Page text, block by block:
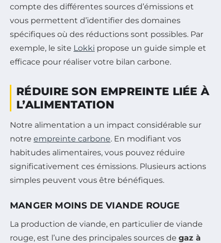
compte des différentes sources d’émissions et
vous permettent d’identifier des domaines
spécifiques où des réductions sont possibles. Par
exemple, le site Lokki propose un guide simple et
efficace pour réaliser votre bilan carbone.
RÉDUIRE SON EMPREINTE LIÉE À
L’ALIMENTATION
Notre alimentation a un impact considérable sur
notre empreinte carbone. En modifiant vos
habitudes alimentaires, vous pouvez réduire
significativement ces émissions. Plusieurs actions
simples peuvent vous être bénéfiques.
MANGER MOINS DE VIANDE ROUGE
La production de viande, en particulier de viande
rouge, est l’une des principales sources de gaz à